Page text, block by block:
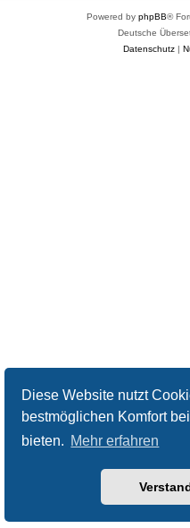
Diese Website nutzt
bestmöglichen Komfort
bieten. Mehr erfahren
Powered by phpBB®
Deutsche
Datenschutz|